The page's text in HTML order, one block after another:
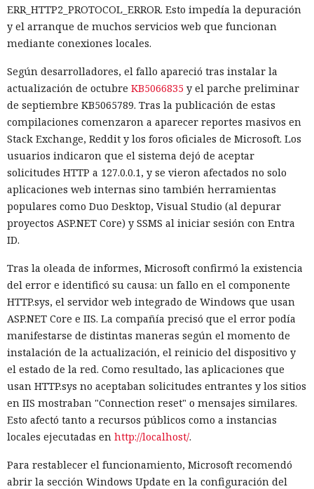
ERR_HTTP2_PROTOCOL_ERROR. Esto impedía la depuración
y el arranque de muchos servicios web que funcionan
mediante conexiones locales.
Según desarrolladores, el fallo apareció tras instalar la
actualización de octubre KB5066835 y el parche preliminar
de septiembre KB5065789. Tras la publicación de estas
compilaciones comenzaron a aparecer reportes masivos en
Stack Exchange, Reddit y los foros oficiales de Microsoft. Los
usuarios indicaron que el sistema dejó de aceptar
solicitudes HTTP a 127.0.0.1, y se vieron afectados no solo
aplicaciones web internas sino también herramientas
populares como Duo Desktop, Visual Studio (al depurar
proyectos ASP.NET Core) y SSMS al iniciar sesión con Entra
ID.
Tras la oleada de informes, Microsoft confirmó la existencia
del error e identificó su causa: un fallo en el componente
HTTP.sys, el servidor web integrado de Windows que usan
ASP.NET Core e IIS. La compañía precisó que el error podía
manifestarse de distintas maneras según el momento de
instalación de la actualización, el reinicio del dispositivo y
el estado de la red. Como resultado, las aplicaciones que
usan HTTP.sys no aceptaban solicitudes entrantes y los sitios
en IIS mostraban "Connection reset" o mensajes similares.
Esto afectó tanto a recursos públicos como a instancias
locales ejecutadas en http://localhost/.
Para restablecer el funcionamiento, Microsoft recomendó
abrir la sección Windows Update en la configuración del